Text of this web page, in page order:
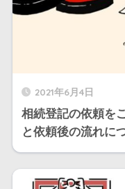
2021年6月4日
相続登記の依頼を
と依頼後の流れに